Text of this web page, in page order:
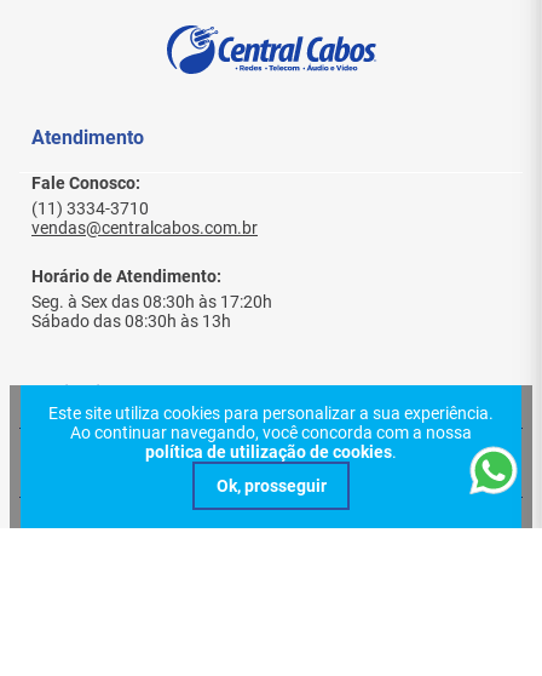
Este site utiliza cookies para personalizar a sua experiência.
Ao continuar navegando, você concorda com a nossa
política de utilização de cookies.
Atendimento
Fale Conosco:
(11) 3334-3710
vendas@centralcabos.com.br
Horário de Atendimento:
Seg. à Sex das 08:30h às 17:20h
Sábado das 08:30h às 13h
Institucional
Politica de Privacidade
Ajuda e Suporte